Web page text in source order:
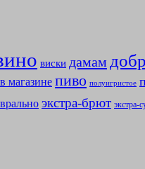
виски дамам
магазине пиво полуигристое
экстра-брют экстра-